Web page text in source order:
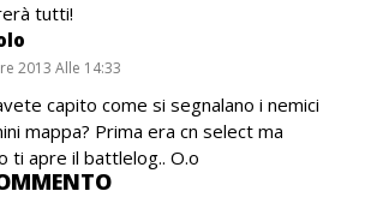
tutti!
2013 Alle 14:33
capito come si segnalano i nemici
mappa? Prima era cn select ma
ti apre il battlelog.. O.o